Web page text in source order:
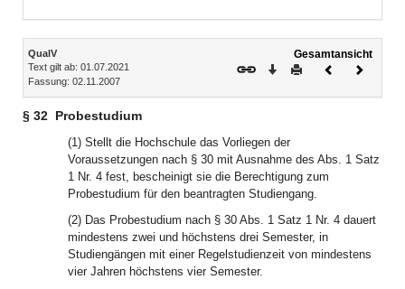
Inhalt
QualV
Text gilt ab: 01.07.2021
Fassung: 02.11.2007
Gesamtansicht
Download
DruckenVorheriges
§ 32 Probestudium
(1) Stellt die Hochschule das Vorliegen der
Voraussetzungen nach § 30 mit Ausnahme des Abs. 1 Satz
1 Nr. 4 fest, bescheinigt sie die Berechtigung zum
Probestudium für den beantragten Studiengang.
(2) Das Probestudium nach § 30 Abs. 1 Satz 1 Nr. 4 dauert
mindestens zwei und höchstens drei Semester, in
Studiengängen mit einer Regelstudienzeit von mindestens
vier Jahren höchstens vier Semester.